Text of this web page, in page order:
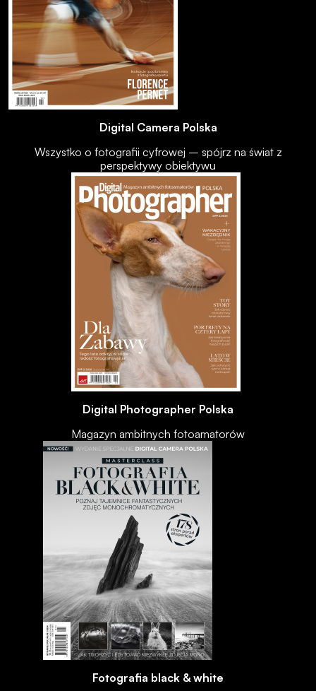
Digital Camera Polska
Wszystko o fotografii cyfrowej – spójrz na świat z
perspektywy obiektywu
Digital Photographer Polska
Magazyn ambitnych fotoamatorów
Fotografia black & white